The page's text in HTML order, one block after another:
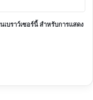
บราว์เซอร์นี้ สำหรับการแสดง